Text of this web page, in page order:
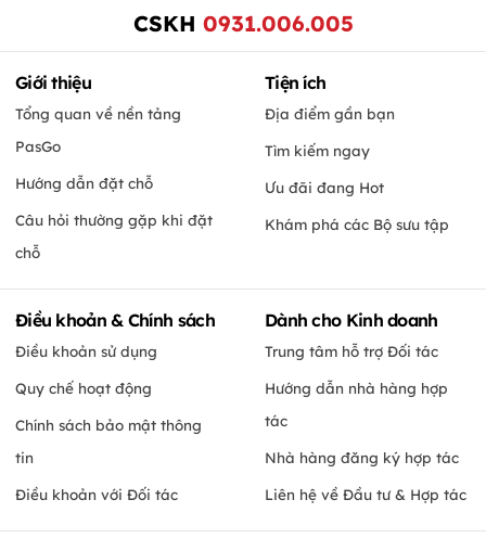
CSKH 0931.006.005
Giới thiệu
Tổng quan về nền tảng
PasGo
Hướng dẫn đặt chỗ
Câu hỏi thường gặp khi đặt
chỗ
Tiện ích
Địa điểm gần bạn
Tìm kiếm ngay
Ưu đãi đang Hot
Khám phá các Bộ sưu tập
Điều khoản & Chính sách
Điều khoản sử dụng
Quy chế hoạt động
Chính sách bảo mật thông
tin
Điều khoản với Đối tác
Dành cho Kinh doanh
Trung tâm hỗ trợ Đối tác
Hướng dẫn nhà hàng hợp
tác
Nhà hàng đăng ký hợp tác
Liên hệ về Đầu tư & Hợp tác